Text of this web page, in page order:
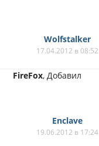
Wolfstalker
17.04.2012 в 08:52
FireFox, Добавил
Enclave
19.06.2012 в 17:24